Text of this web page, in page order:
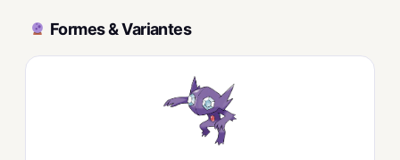
Formes & Variantes